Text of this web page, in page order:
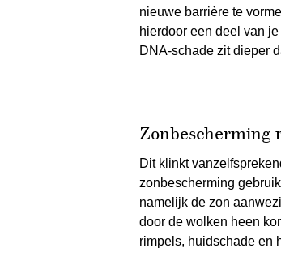
nieuwe barrière te
hierdoor een deel van
DNA-schade zit dieper
Zonbescherming
Dit klinkt
zonbescherming
namelijk de zon
door de wolken heen
rimpels, huidschade en